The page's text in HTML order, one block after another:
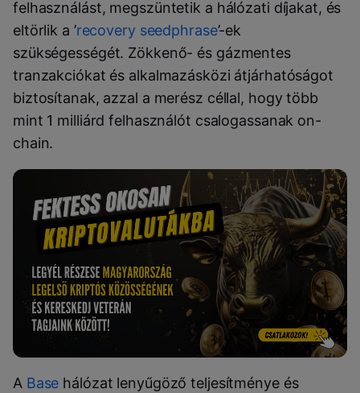
felhasználást, megszüntetik a hálózati díjakat, és
eltörlik a ’recovery seedphrase’-ek
szükségességét. Zökkenő- és gázmentes
tranzakciókat és alkalmazásközi átjárhatóságot
biztosítanak, azzal a merész céllal, hogy több
mint 1 milliárd felhasználót csalogassanak on-
chain.
A Base hálózat lenyűgöző teljesítménye és